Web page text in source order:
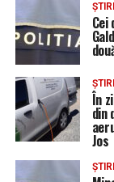
În
din
Jos